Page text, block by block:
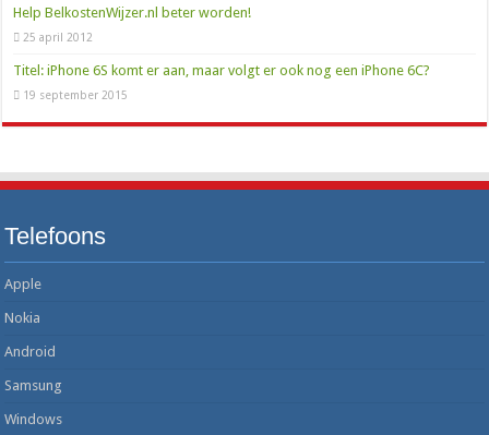
Help BelkostenWijzer.nl beter worden!
25 april 2012
Titel: iPhone 6S komt er aan, maar volgt er ook nog een iPhone 6C?
19 september 2015
Telefoons
Apple
Nokia
Android
Samsung
Windows